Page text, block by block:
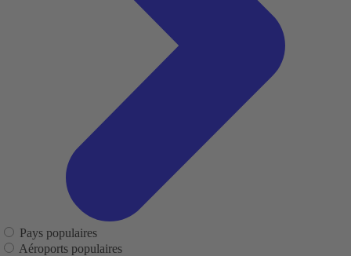
Pays populaires
Aéroports populaires